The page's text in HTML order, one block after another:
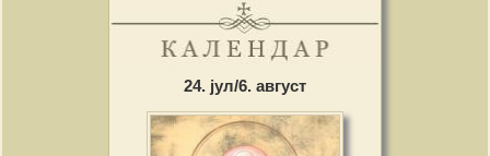
24. јул/6. август